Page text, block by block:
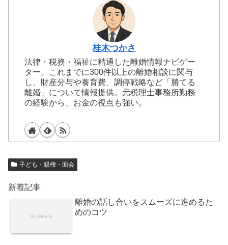
桂木つかさ
法律・税務・福祉に精通した離婚情報ナビゲー
ター。これまでに300件以上の離婚相談に関与
し、財産分与や養育費、調停戦略など「勝てる
離婚」について情報提供。元税理士事務所勤務
の経験から、お金の視点も強い。
子ども・親権・面会
新着記事
離婚の話し合いをスムーズに進めるた
めのコツ